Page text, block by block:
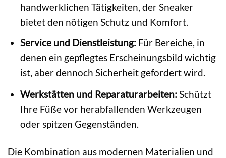
handwerklichen Tätigkeiten, der Sneaker
bietet den nötigen Schutz und Komfort.
Service und Dienstleistung:Für Bereiche, in
denen ein gepflegtes Erscheinungsbild wichtig
ist, aber dennoch Sicherheit gefordert wird.
Werkstätten und Reparaturarbeiten:Schützt
Ihre Füße vor herabfallenden Werkzeugen
oder spitzen Gegenständen.
Die Kombination aus modernen Materialien und